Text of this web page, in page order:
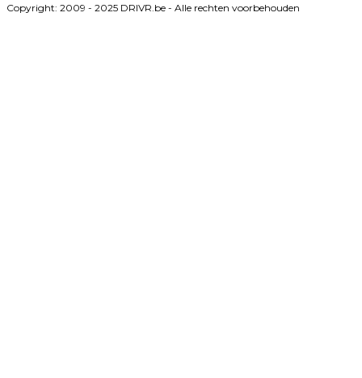
Copyright: 2009 - 2025 DRIVR.be - Alle rechten voorbehouden